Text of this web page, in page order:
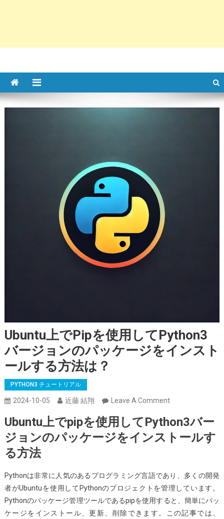
Ubuntu上でpipを使用してPython3
バージョンのパッケージをインスト
ールする方法は？
PYTHON3 チュートリアル
2024-10-05 近藤 結翔 Leave A CommentOn
上
で
使
用
し
て
Ubuntu上でpipを使用してPython3バー
ジョンのパッケージをインストールす
る方法
Pythonは非常に人気のあるプログラミング言語であり、多くの開発
者がUbuntuを使用してPythonのプロジェクトを管理しています。
Pythonのパッケージ管理ツールであるpipを使用すると、簡単にパッ
ケージをインストール、更新、削除できます。この記事では、